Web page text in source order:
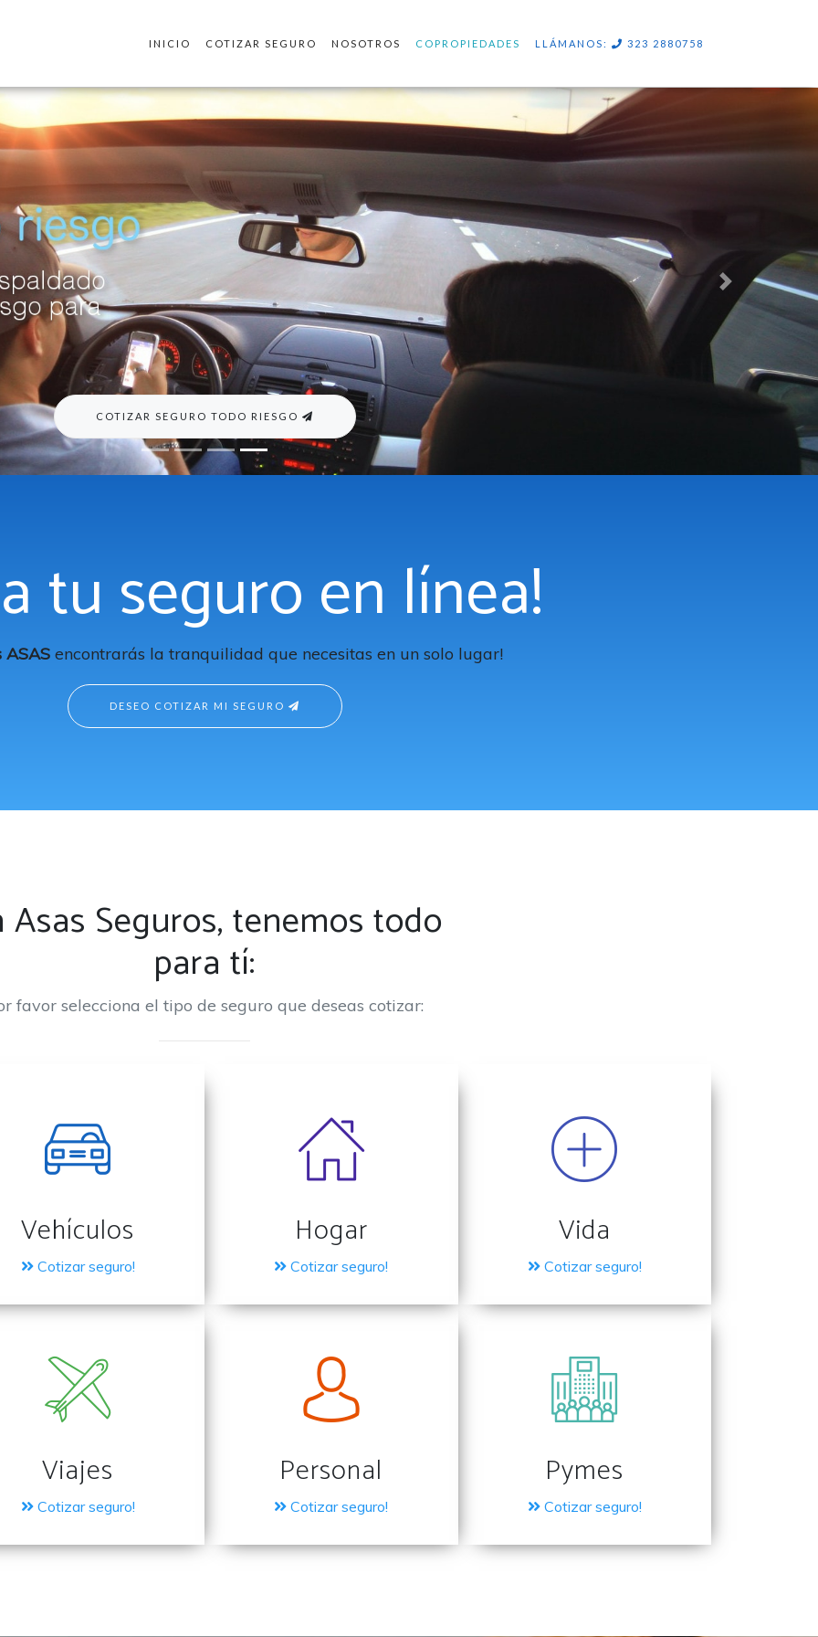
INICIO COTIZAR SEGURO NOSOTROS COPROPIEDADES LLÁMANOS: 323 2880758
COTIZAR MI SOAT
Next
tu seguro en línea!
ASAS encontrarás la tranquilidad que necesitas en un solo lugar!
DESEO COTIZAR MI SEGURO
Asas Seguros, tenemos todo
para tí:
favor selecciona el tipo de seguro que deseas cotizar:
Vehículos
Cotizar seguro!
Hogar
Cotizar seguro!
Vida
Cotizar seguro!
Viajes
Cotizar seguro!
Personal
Cotizar seguro!
Pymes
Cotizar seguro!